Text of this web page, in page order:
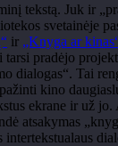
tekstą. Juk ir
svetainėje
ir „Knyga ar
tarsi pradėjo
dialogas“. Tai
kino
ekrane ir už jo.
atsakymas